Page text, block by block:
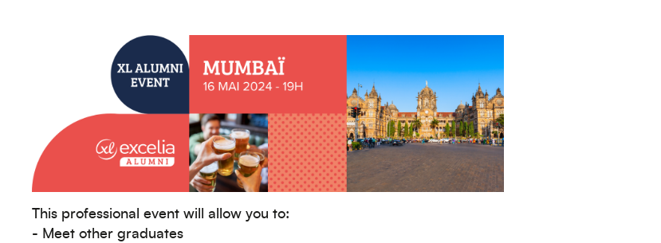
This professional event will allow you to:
- Meet other graduates